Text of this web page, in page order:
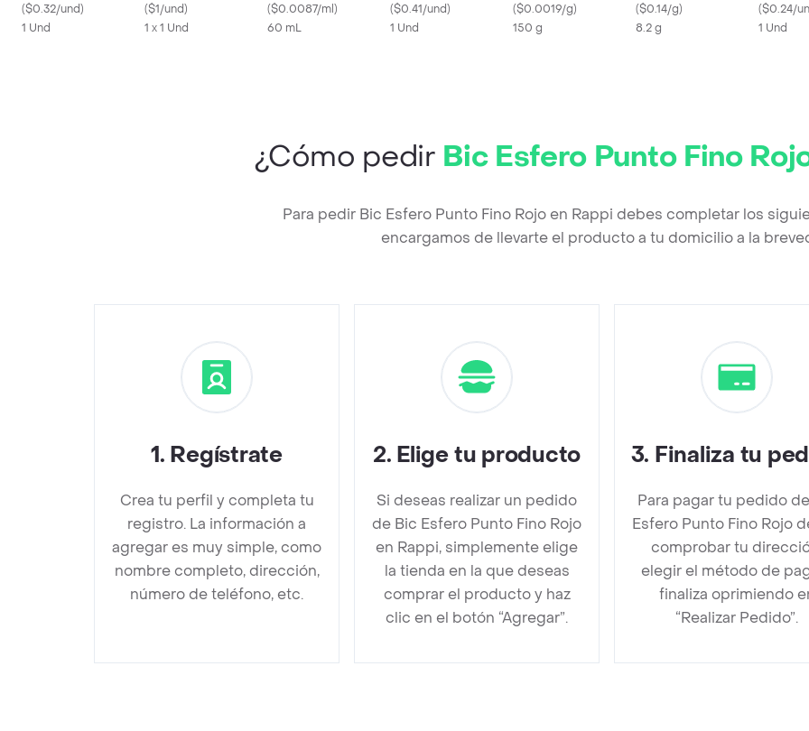
($0.32/und)
1 Und
($1/und)
1 x 1 Und
($0.0087/ml)
60 mL
($0.41/und)
1 Und
($0.0019/g)
150 g
($0.14/g)
8.2 g
($0.24/
1 Und
¿Cómo pedir Bic Esfero Punto Fino
Para pedir Bic Esfero Punto Fino Rojo en Rappi debes completar los
encargamos de llevarte el producto a tu domicilio a la
1. Regístrate
Crea tu perfil y completa tu
registro. La información a
agregar es muy simple, como
nombre completo, dirección,
número de teléfono, etc.
2. Elige tu producto
Si deseas realizar un pedido
de Bic Esfero Punto Fino Rojo
en Rappi, simplemente elige
la tienda en la que deseas
comprar el producto y haz
clic en el botón “Agregar”.
3. Finaliza tu
Para pagar tu pedido
Esfero Punto Fino Rojo
comprobar tu
elegir el método de
finaliza oprimiendo
“Realizar Pedido”.